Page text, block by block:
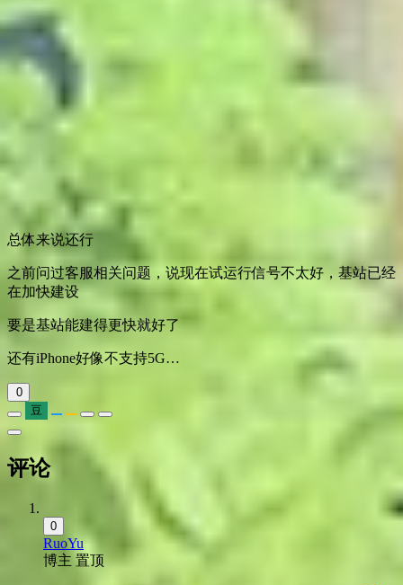
总体来说还行
之前问过客服相关问题，说现在试运行信号不太好，基站已经
在加快建设
要是基站能建得更快就好了
还有iPhone好像不支持5G…
0
豆
评论
0
RuoYu
博主 置顶